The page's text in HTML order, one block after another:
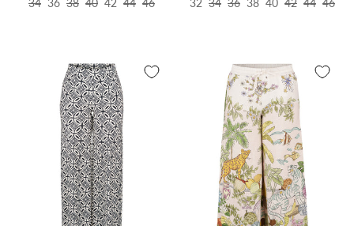
34 36 38 40 42 44 46 32 34 36 38 40 42 44 46